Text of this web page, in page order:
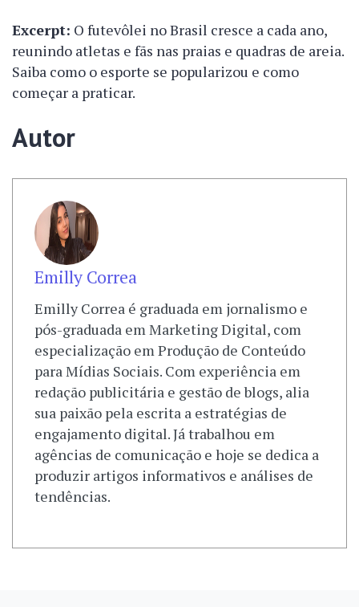
Excerpt: O futevôlei no Brasil cresce a cada ano,
reunindo atletas e fãs nas praias e quadras de areia.
Saiba como o esporte se popularizou e como
começar a praticar.
Autor
Emilly Correa
Emilly Correa é graduada em jornalismo e
pós-graduada em Marketing Digital, com
especialização em Produção de Conteúdo
para Mídias Sociais. Com experiência em
redação publicitária e gestão de blogs, alia
sua paixão pela escrita a estratégias de
engajamento digital. Já trabalhou em
agências de comunicação e hoje se dedica a
produzir artigos informativos e análises de
tendências.